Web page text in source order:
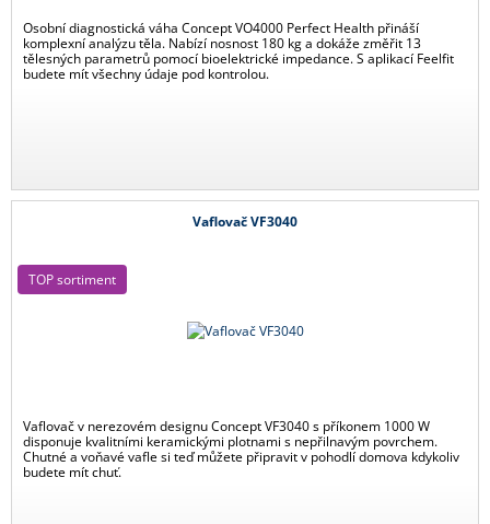
Osobní diagnostická váha Concept VO4000 Perfect Health přináší
komplexní analýzu těla. Nabízí nosnost 180 kg a dokáže změřit 13
tělesných parametrů pomocí bioelektrické impedance. S aplikací Feelfit
budete mít všechny údaje pod kontrolou.
Vaflovač VF3040
Vaflovač v nerezovém designu Concept VF3040 s příkonem 1000 W
disponuje kvalitními keramickými plotnami s nepřilnavým povrchem.
Chutné a voňavé vafle si teď můžete připravit v pohodlí domova kdykoliv
budete mít chuť.
TOP sortiment